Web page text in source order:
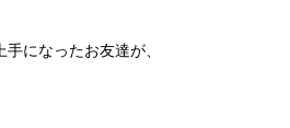
になったお友達が、